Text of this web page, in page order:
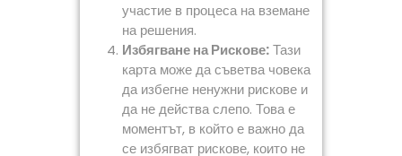
участие в процеса на вземане
на решения.
Избягване на Рискове:Тази
карта може да съветва човека
да избегне ненужни рискове и
да не действа слепо. Това е
моментът, в който е важно да
се избягват рискове, които не